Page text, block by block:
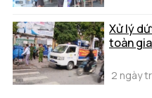
Xử lý
toàn
2 ngày